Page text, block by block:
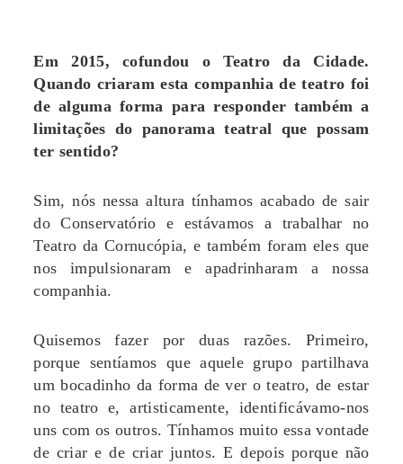
Em 2015, cofundou o Teatro da Cidade.
Quando criaram esta companhia de teatro foi
de alguma forma para responder também a
limitações do panorama teatral que possam
ter sentido?
Sim, nós nessa altura tínhamos acabado de sair
do Conservatório e estávamos a trabalhar no
Teatro da Cornucópia, e também foram eles que
nos impulsionaram e apadrinharam a nossa
companhia.
Quisemos fazer por duas razões. Primeiro,
porque sentíamos que aquele grupo partilhava
um bocadinho da forma de ver o teatro, de estar
no teatro e, artisticamente, identificávamo-nos
uns com os outros. Tínhamos muito essa vontade
de criar e de criar juntos. E depois porque não